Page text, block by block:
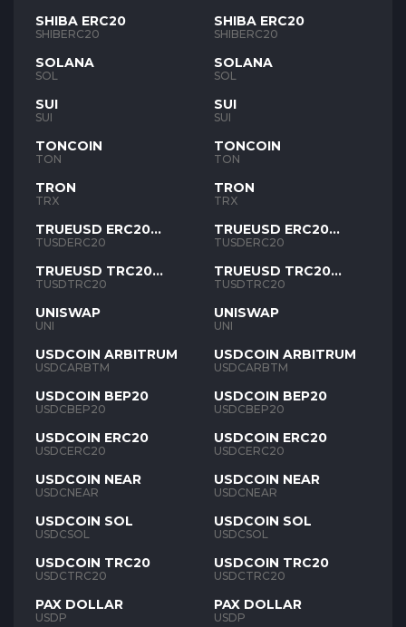
SHIBA ERC20
SHIBERC20
SOLANA
SOL
SUI
SUI
TONCOIN
TON
TRON
TRX
TRUEUSD ERC20
TUSD
TUSDERC20
TRUEUSD TRC20
TUSD
TUSDTRC20
UNISWAP
UNI
USDCOIN ARBITRUM
USDCARBTM
USDCOIN BEP20
USDCBEP20
USDCOIN ERC20
USDCERC20
USDCOIN NEAR
USDCNEAR
USDCOIN SOL
USDCSOL
USDCOIN TRC20
USDCTRC20
PAX DOLLAR
USDP
SHIBA ERC20
SHIBERC20
SOLANA
SOL
SUI
SUI
TONCOIN
TON
TRON
TRX
TRUEUSD ERC20
TUSD
TUSDERC20
TRUEUSD TRC20
TUSD
TUSDTRC20
UNISWAP
UNI
USDCOIN ARBITRUM
USDCARBTM
USDCOIN BEP20
USDCBEP20
USDCOIN ERC20
USDCERC20
USDCOIN NEAR
USDCNEAR
USDCOIN SOL
USDCSOL
USDCOIN TRC20
USDCTRC20
PAX DOLLAR
USDP